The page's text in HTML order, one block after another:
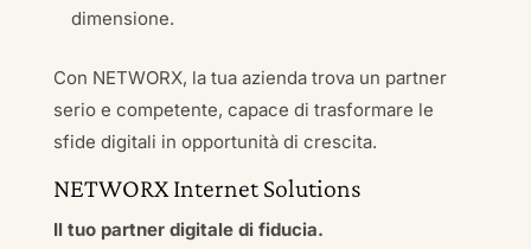
dimensione.
Con NETWORX, la tua azienda trova un partner
serio e competente, capace di trasformare le
sfide digitali in opportunità di crescita.
NETWORX Internet Solutions
Il tuo partner digitale di fiducia.